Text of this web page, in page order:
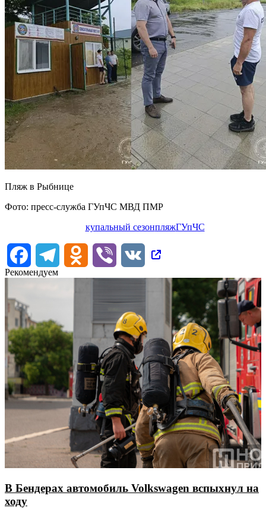
Пляж в Рыбнице
Фото: пресс-служба ГУпЧС МВД ПМР
купальный сезонпляжГУпЧС
FacebookTelegram Odnoklassniki
Viber
VK
Рекомендуем
В Бендерах автомобиль Volkswagen вспыхнул на
ходу